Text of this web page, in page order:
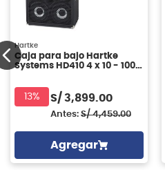
Hartke
Caja para bajo Hartke
Systems HD410 4 x 10 - 1000
13% S/ 3,899.00
Antes: S/ 4,459.00
Agregar